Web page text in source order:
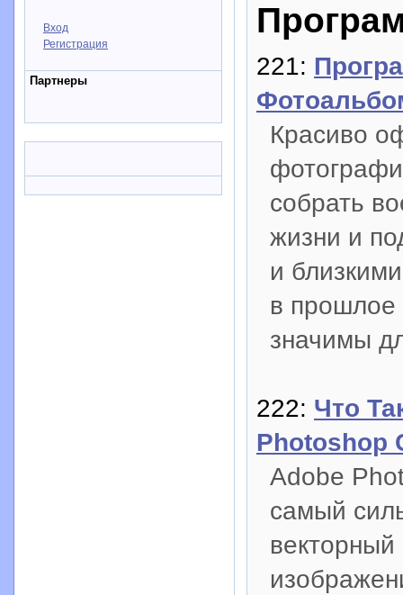
Вход
Регистрация
Партнеры
221:
Красиво
собрать
жизни и
и
в прошлое
значимы
222: Что
Photoshop
Adobe
самый